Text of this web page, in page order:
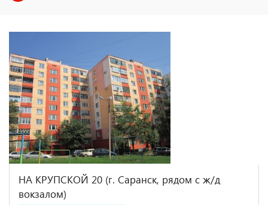
НА КРУПСКОЙ 20 (г. Саранск, рядом с ж/д
вокзалом)